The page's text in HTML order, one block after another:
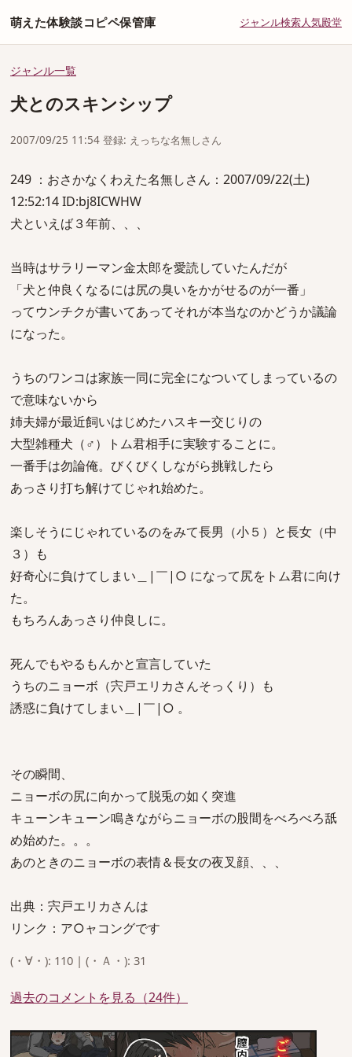
萌えた体験談コピペ保管庫 ジャンル検索人気殿堂
ジャンル一覧
犬とのスキンシップ
2007/09/25 11:54 登録: えっちな名無しさん
249 ：おさかなくわえた名無しさん：2007/09/22(土)
12:52:14 ID:bj8ICWHW
犬といえば３年前、、、
当時はサラリーマン金太郎を愛読していたんだが
「犬と仲良くなるには尻の臭いをかがせるのが一番」
ってウンチクが書いてあってそれが本当なのかどうか議論
になった。
うちのワンコは家族一同に完全になついてしまっているの
で意味ないから
姉夫婦が最近飼いはじめたハスキー交じりの
大型雑種犬（♂）トム君相手に実験することに。
一番手は勿論俺。びくびくしながら挑戦したら
あっさり打ち解けてじゃれ始めた。
楽しそうにじゃれているのをみて長男（小５）と長女（中
３）も
好奇心に負けてしまい＿|￣|○ になって尻をトム君に向け
た。
もちろんあっさり仲良しに。
死んでもやるもんかと宣言していた
うちのニョーボ（宍戸エリカさんそっくり）も
誘惑に負けてしまい＿|￣|○ 。
その瞬間、
ニョーボの尻に向かって脱兎の如く突進
キューンキューン鳴きながらニョーボの股間をべろべろ舐
め始めた。。。
あのときのニョーボの表情＆長女の夜叉顔、、、
出典：宍戸エリカさんは
リンク：ア○ャコングです
(・∀・): 110 | (・Ａ・): 31
過去のコメントを見る（24件）